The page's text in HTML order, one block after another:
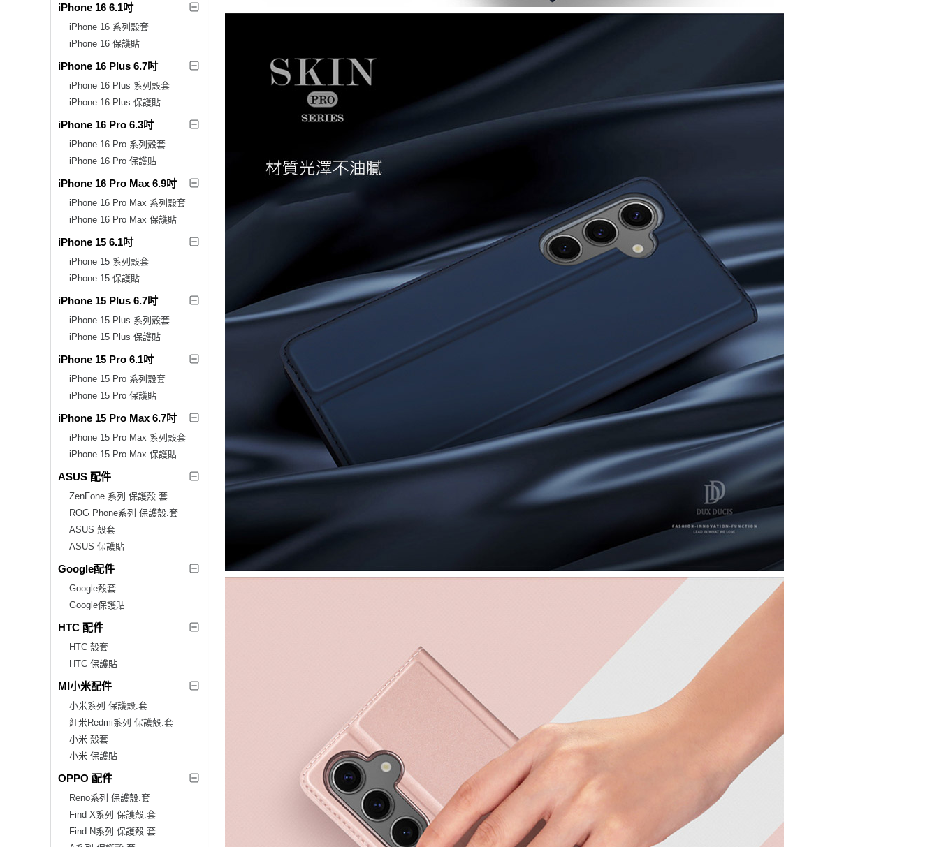
iPhone 16 6.1吋
iPhone 16 系列殼套
iPhone 16 保護貼
iPhone 16 Plus 6.7吋
iPhone 16 Plus 系列殼套
iPhone 16 Plus 保護貼
iPhone 16 Pro 6.3吋
iPhone 16 Pro 系列殼套
iPhone 16 Pro 保護貼
iPhone 16 Pro Max 6.9吋
iPhone 16 Pro Max 系列殼套
iPhone 16 Pro Max 保護貼
iPhone 15 6.1吋
iPhone 15 系列殼套
iPhone 15 保護貼
iPhone 15 Plus 6.7吋
iPhone 15 Plus 系列殼套
iPhone 15 Plus 保護貼
iPhone 15 Pro 6.1吋
iPhone 15 Pro 系列殼套
iPhone 15 Pro 保護貼
iPhone 15 Pro Max 6.7吋
iPhone 15 Pro Max 系列殼套
iPhone 15 Pro Max 保護貼
ASUS 配件
ZenFone 系列 保護殼.套
ROG Phone系列 保護殼.套
ASUS 殼套
ASUS 保護貼
Google配件
Google殼套
Google保護貼
HTC 配件
HTC 殼套
HTC 保護貼
MI小米配件
小米系列 保護殼.套
紅米Redmi系列 保護殼.套
小米 殼套
小米 保護貼
OPPO 配件
Reno系列 保護殼.套
Find X系列 保護殼.套
Find N系列 保護殼.套